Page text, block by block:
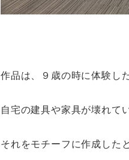
作品は、９歳の時に体験し
自宅の建具や家具が壊れて
それをモチーフに作成した